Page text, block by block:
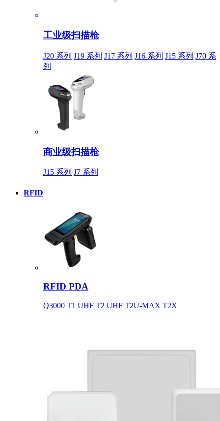
工业级扫描枪
J20 系列 J19 系列 J17 系列 J16 系列 J15 系列 J70 系
列
商业级扫描枪
J15 系列 J7 系列
RFID
RFID PDA
Q3000 T1 UHF T2 UHF T2U-MAX T2X